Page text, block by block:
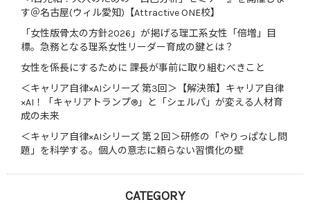
す＠名古屋(ウィル愛知)【Attractive ONE校】
「女性版骨太の方針2026」が掲げる理工系女性「倍増」目
標。急務となる理系女性リーダー育成の鍵とは？
女性を係長にするために 課長が事前に取り組むべきこと
＜キャリア自律×AIシリーズ 第3回＞【解決策】キャリア自律
×AI！「キャリアトランプ®」と「シェルパ」が変える人材育
成の未来
＜キャリア自律×AIシリーズ 第２回＞研修の「やりっぱなし問
題」を科学する。個人の意志に頼らない習慣化の壁
CATEGORY